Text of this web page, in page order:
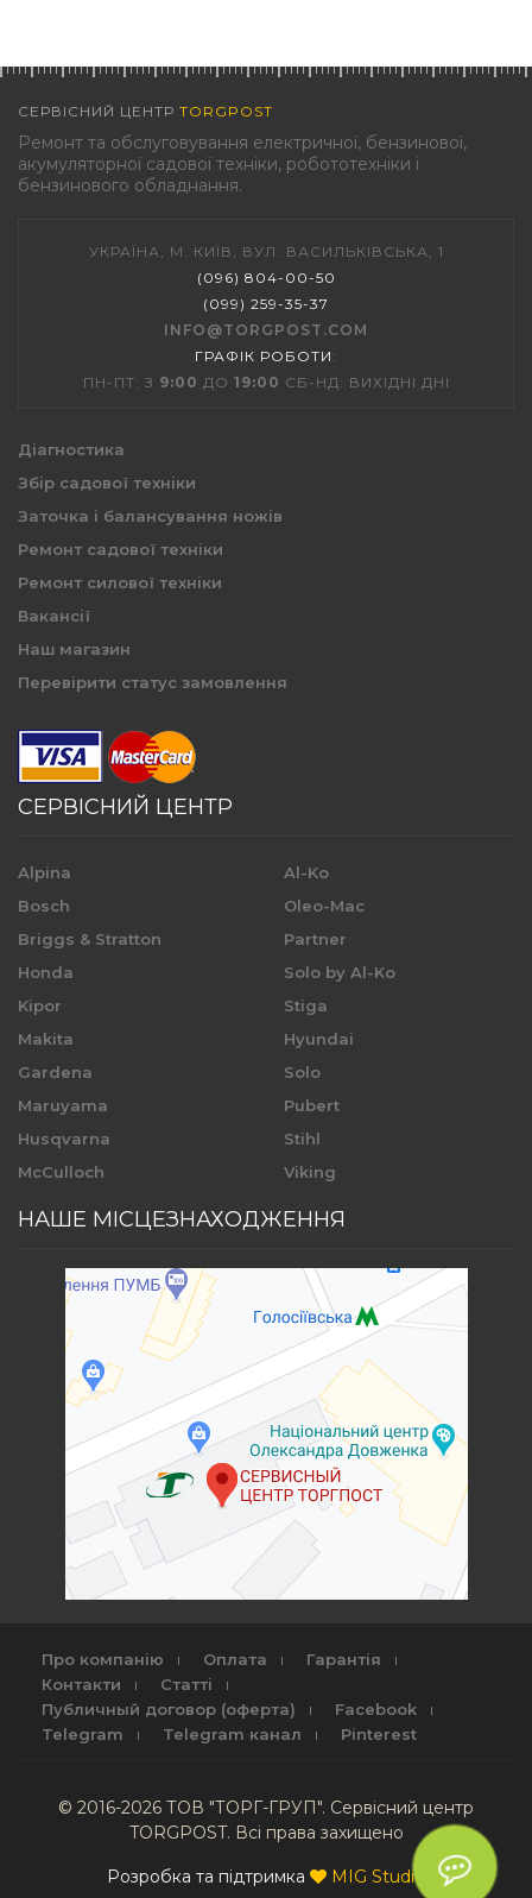
СЕРВІСНИЙ ЦЕНТР TORGPOST
Ремонт та обслуговування електричної, бензинової,
акумуляторної садової техніки, робототехніки і
бензинового обладнання.
УКРАЇНА, М. КИЇВ, ВУЛ. ВАСИЛЬКІВСЬКА, 1
(096) 804-00-50
(099) 259-35-37
INFO@TORGPOST.COM
ГРАФІК РОБОТИ :
ПН-ПТ: З 9:00 ДО 19:00 СБ-НД: ВИХІДНІ ДНІ
Діагностика
Збір садової техніки
Заточка і балансування ножів
Ремонт садової техніки
Ремонт силової техніки
Вакансії
Наш магазин
Перевірити статус замовлення
СЕРВІСНИЙ ЦЕНТР
Alpina
Bosch
Briggs & Stratton
Honda
Kipor
Makita
Gardena
Maruyama
Husqvarna
McCulloch
Al-Ko
Oleo-Mac
Partner
Solo by Al-Ko
Stiga
Hyundai
Solo
Pubert
Stihl
Viking
НАШЕ МІСЦЕЗНАХОДЖЕННЯ
Про компанію Оплата
Гарантія
Контакти
Статті
Публичный договор (оферта)
Facebook
Telegram
Telegram канал Pinterest
© 2016-2026 ТОВ "ТОРГ-ГРУП". Сервісний центр
TORGPOST. Всі права захищено
Розробка та підтримка MIG Studio